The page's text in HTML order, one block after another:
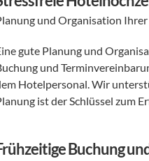
und Organisation
gute Planung und
und
Hotelpersonal. Wir
ist der Schlüssel zum
Buchung